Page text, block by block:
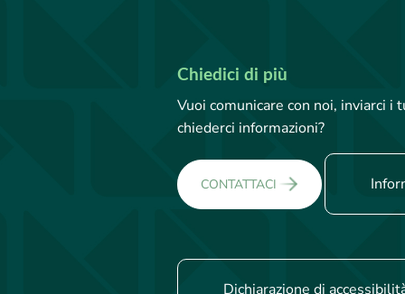
Chiedici di più
Vuoi comunicare con noi, inviarci
chiederci informazioni?
CONTATTACI
Dichiarazione di